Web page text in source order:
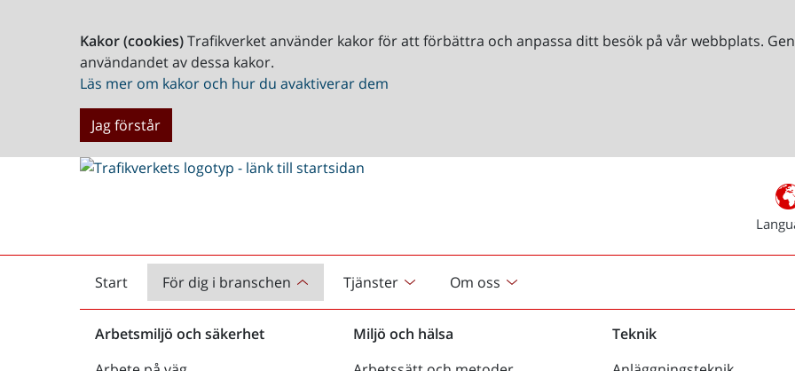
Kakor (cookies)Trafikverket använder kakor för att förbättra och anpassa ditt besök på vår webbplats.
användandet av dessa kakor.
Läs mer om kakor och hur du avaktiverar dem
Jag förstår
Start
Startsida För dig i branschen Tjänster Om oss
Arbetsmiljö och säkerhet
Miljö och hälsa
Teknik